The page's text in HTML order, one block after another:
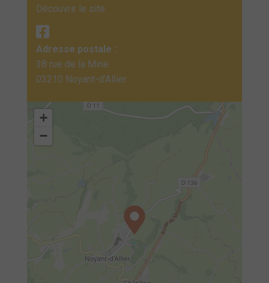
Découvrir le site
Adresse postale :
38 rue de la Mine
03210 Noyant-d'Allier
+
−